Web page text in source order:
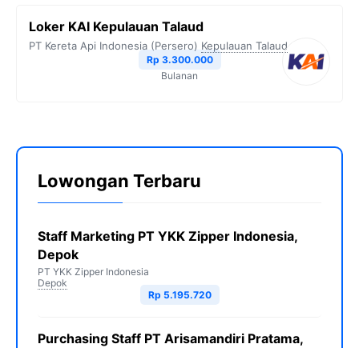
Loker KAI Kepulauan Talaud
PT Kereta Api Indonesia (Persero) Kepulauan Talaud
Rp 3.300.000
Bulanan
Lowongan Terbaru
Staff Marketing PT YKK Zipper Indonesia,
Depok
PT YKK Zipper Indonesia
Depok
Rp 5.195.720
Purchasing Staff PT Arisamandiri Pratama,